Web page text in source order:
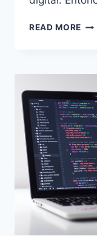
READ MORE
UN